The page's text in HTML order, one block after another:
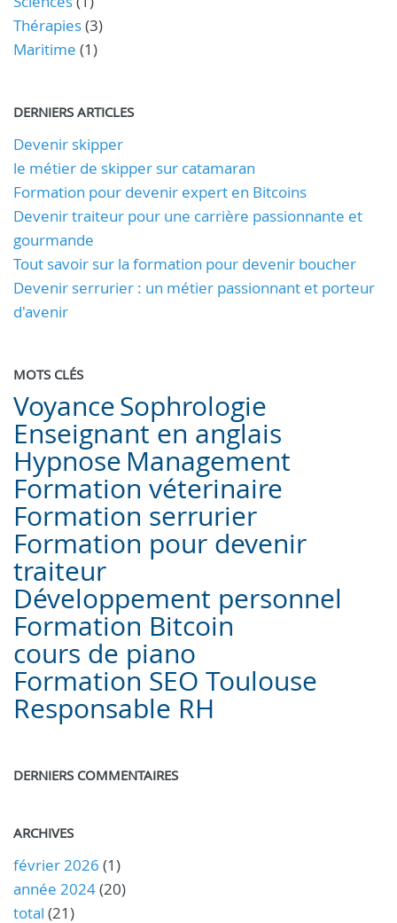
Thérapies(3)
Maritime (1)
DERNIERS ARTICLES
Devenir skipper
le métier de skipper sur catamaran
Formation pour devenir expert en Bitcoins
Devenir traiteur pour une carrière passionnante et
gourmande
Tout savoir sur la formation pour devenir boucher
Devenir serrurier : un métier passionnant et porteur
d'avenir
MOTS CLÉS
VoyanceSophrologie
Enseignant en anglais
Hypnose Management
Formation véterinaire
Formation serrurier
Formation pour devenir
traiteur
Développement personnel
Formation Bitcoin
cours de piano
Formation SEO Toulouse
Responsable RH
DERNIERS COMMENTAIRES
ARCHIVES
février 2026 (1)
année 2024(20)
total (21)